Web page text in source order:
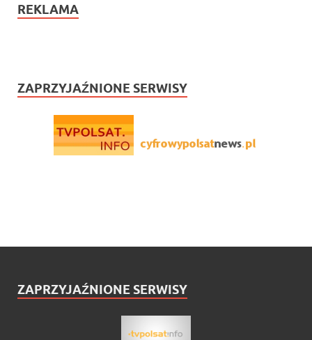
REKLAMA
ZAPRZYJAŹNIONE SERWISY
ZAPRZYJAŹNIONE SERWISY